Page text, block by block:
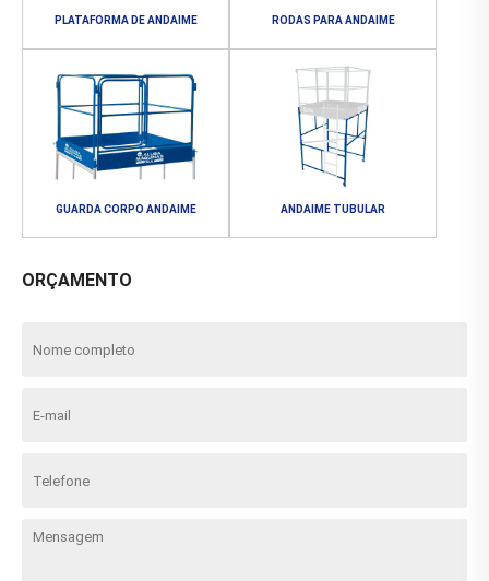
PLATAFORMA DE ANDAIME RODAS PARA ANDAIME
GUARDA CORPO ANDAIME ANDAIME TUBULAR
ORÇAMENTO